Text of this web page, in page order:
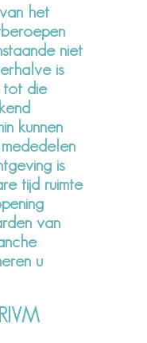
het
niet
is
tot die
kunnen
is
tijd ruimte
van
u